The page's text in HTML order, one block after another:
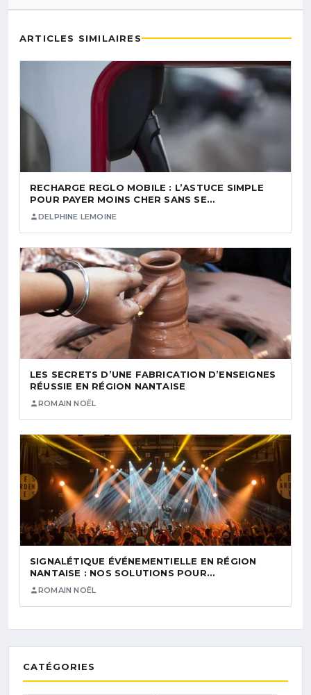
ARTICLES SIMILAIRES
RECHARGE REGLO MOBILE : L’ASTUCE SIMPLE
POUR PAYER MOINS CHER SANS SE…
DELPHINE LEMOINE
LES SECRETS D’UNE FABRICATION D’ENSEIGNES
RÉUSSIE EN RÉGION NANTAISE
ROMAIN NOËL
SIGNALÉTIQUE ÉVÉNEMENTIELLE EN RÉGION
NANTAISE : NOS SOLUTIONS POUR…
ROMAIN NOËL
CATÉGORIES